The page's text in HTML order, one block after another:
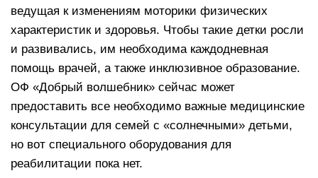
ведущая к изменениям моторики физических
характеристик и здоровья. Чтобы такие детки росли
и развивались, им необходима каждодневная
помощь врачей, а также инклюзивное образование.
ОФ «Добрый волшебник» сейчас может
предоставить все необходимо важные медицинские
консультации для семей с «солнечными» детьми,
но вот специального оборудования для
реабилитации пока нет.